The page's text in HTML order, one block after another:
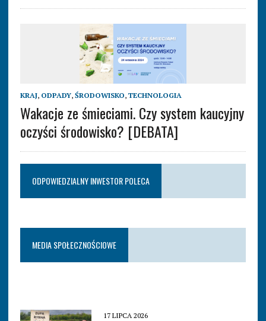
KRAJ, ODPADY, ŚRODOWISKO, TECHNOLOGIA
Wakacje ze śmieciami. Czy system kaucyjny
oczyści środowisko? [DEBATA]
ODPOWIEDZIALNY INWESTOR POLECA
MEDIA SPOŁECZNOŚCIOWE
17 LIPCA 2026